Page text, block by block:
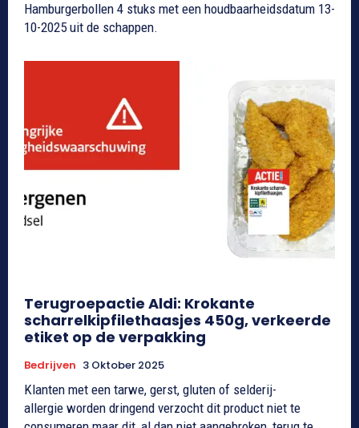
Hamburgerbollen 4 stuks met een houdbaarheidsdatum 13-
10-2025 uit de schappen.
Terugroepactie Aldi: Krokante
scharrelkipfilethaasjes 450g, verkeerde
etiket op de verpakking
Bedrijven 3 Oktober 2025
Klanten met een tarwe, gerst, gluten of selderij-
allergie worden dringend verzocht dit product niet te